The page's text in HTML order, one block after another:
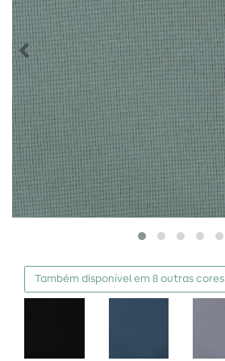
Também disponível em 8 outras cores